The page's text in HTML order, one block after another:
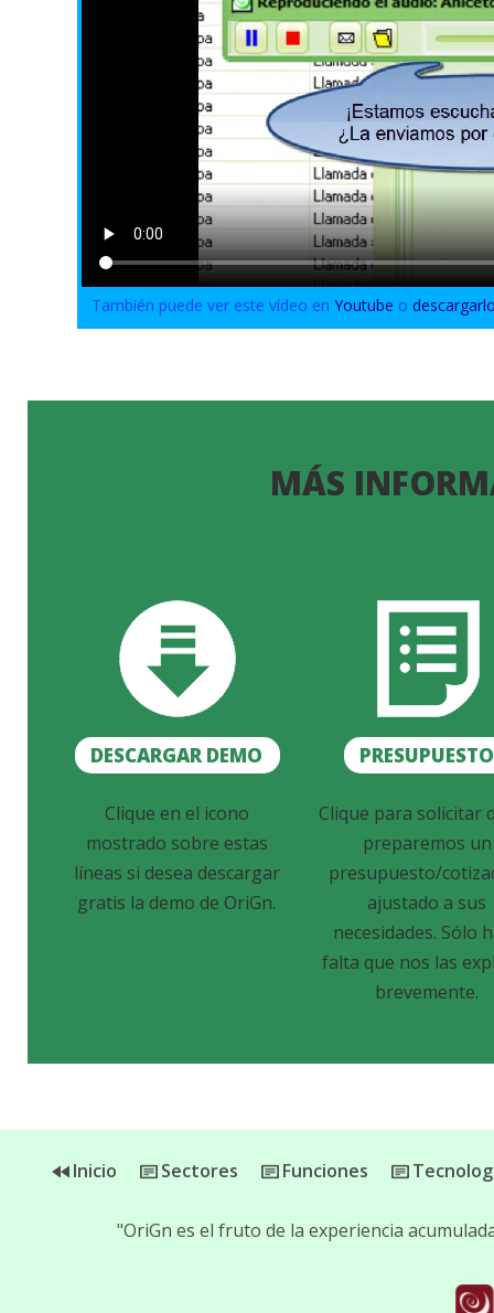
También puede ver este vídeo enYoutube o
MÁS
DESCARGAR DEMO PRESUPUESTO
Clique en el icono
mostrado sobre estas
líneas si desea descargar
gratis la demo de OriGn.
Clique para solicitar
preparemos un
presupuesto/
ajustado a sus
necesidades. Sólo
falta que nos las
brevemente.
Inicio Sectores Funciones
"OriGn es el fruto de la experiencia